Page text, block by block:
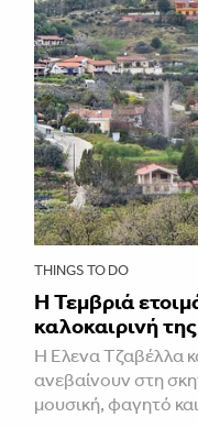
THINGS TO DO
Η Τεμβριά
καλοκαιρινή
Η Έλενα Τζαβέλλα
ανεβαίνουν στη
μουσική, φαγητό